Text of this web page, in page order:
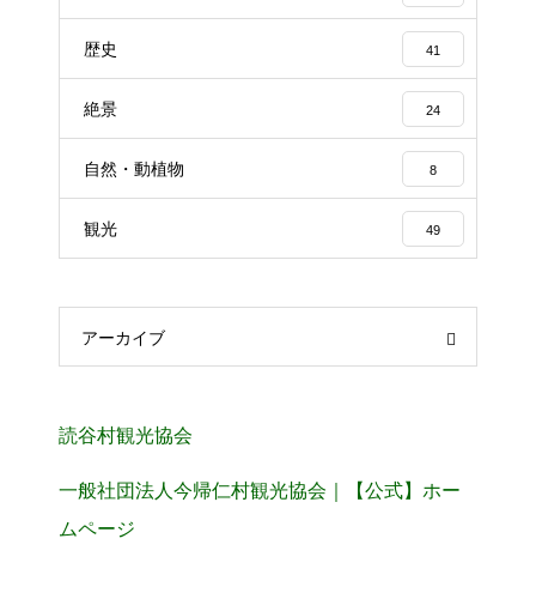
歴史 41
絶景 24
自然・動植物 8
観光 49
アーカイブ
読谷村観光協会
一般社団法人今帰仁村観光協会｜【公式】ホー
ムページ